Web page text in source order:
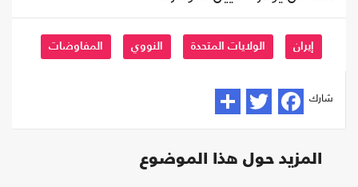
إيران الولايات المتحدة النووي المفاوضات
شارك
المزيد حول هذا الموضوع